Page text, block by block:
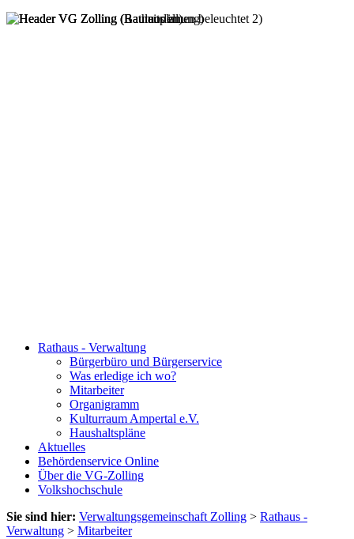
Rathaus - Verwaltung
Bürgerbüro und Bürgerservice
Was erledige ich wo?
Mitarbeiter
Organigramm
Kulturraum Ampertal e.V.
Haushaltspläne
Aktuelles
Behördenservice Online
Über die VG-Zolling
Volkshochschule
Sie sind hier: Verwaltungsgemeinschaft Zolling > Rathaus -
Verwaltung > Mitarbeiter